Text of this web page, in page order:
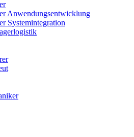
Anwendungsentwicklung
Systemintegration